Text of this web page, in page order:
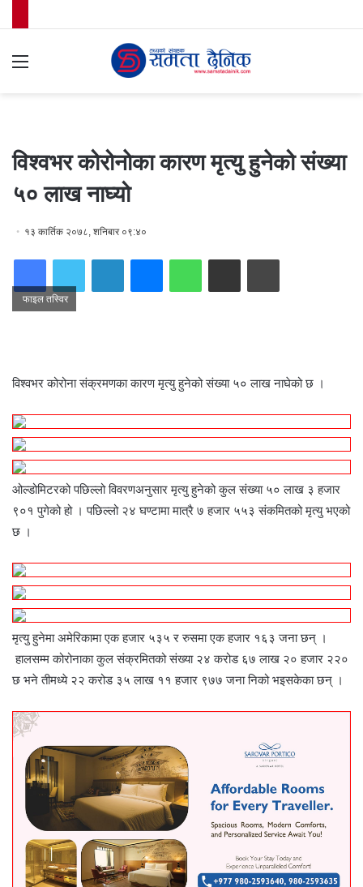
विश्वभर कोरोनाेका कारण मृत्यु हुनेको संख्या
५० लाख नाघ्यो
१३ कार्तिक २०७८, शनिबार ०९:४०
फाइल तस्विर
विश्वभर कोरोना संक्रमणका कारण मृत्यु हुनेको संख्या ५० लाख नाघेको छ ।
ओल्डोमिटरको पछिल्लो विवरणअनुसार मृत्यु हुनेको कुल संख्या ५० लाख ३ हजार
९०१ पुगेको हो । पछिल्लो २४ घण्टामा मात्रै ७ हजार ५५३ संकमितको मृत्यु भएको
छ ।
मृत्यु हुनेमा अमेरिकामा एक हजार ५३५ र रुसमा एक हजार १६३ जना छन् ।
हालसम्म कोरोनाका कुल संक्रमितको संख्या २४ करोड ६७ लाख २० हजार २२०
छ भने तीमध्ये २२ करोड ३५ लाख ११ हजार ९७७ जना निको भइसकेका छन् ।